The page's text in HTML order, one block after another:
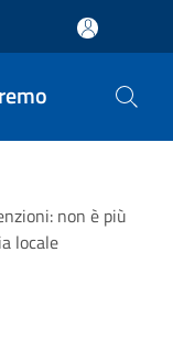
non è più
locale